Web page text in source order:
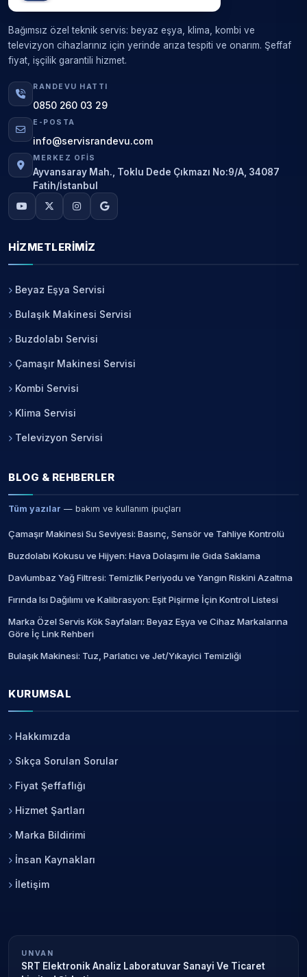
Bağımsız özel teknik servis: beyaz eşya, klima, kombi ve
televizyon cihazlarınız için yerinde arıza tespiti ve onarım. Şeffaf
fiyat, işçilik garantili hizmet.
RANDEVU HATTI
0850 260 03 29
E-POSTA
info@servisrandevu.com
MERKEZ OFIS
Ayvansaray Mah., Toklu Dede Çıkmazı No:9/A, 34087
Fatih/İstanbul
HIZMETLERIMIZ
Beyaz Eşya Servisi
Bulaşık Makinesi Servisi
Buzdolabı Servisi
Çamaşır Makinesi Servisi
Kombi Servisi
Klima Servisi
Televizyon Servisi
BLOG & REHBERLER
Tüm yazılar — bakım ve kullanım ipuçları
Çamaşır Makinesi Su Seviyesi: Basınç, Sensör ve Tahliye Kontrolü
Buzdolabı Kokusu ve Hijyen: Hava Dolaşımı ile Gıda Saklama
Davlumbaz Yağ Filtresi: Temizlik Periyodu ve Yangın Riskini Azaltma
Fırında Isı Dağılımı ve Kalibrasyon: Eşit Pişirme İçin Kontrol Listesi
Marka Özel Servis Kök Sayfaları: Beyaz Eşya ve Cihaz Markalarına
Göre İç Link Rehberi
Bulaşık Makinesi: Tuz, Parlatıcı ve Jet/Yıkayici Temizliği
KURUMSAL
Hakkımızda
Sıkça Sorulan Sorular
Fiyat Şeffaflığı
Hizmet Şartları
Marka Bildirimi
İnsan Kaynakları
İletişim
UNVAN
SRT Elektronik Analiz Laboratuvar Sanayi Ve Ticaret